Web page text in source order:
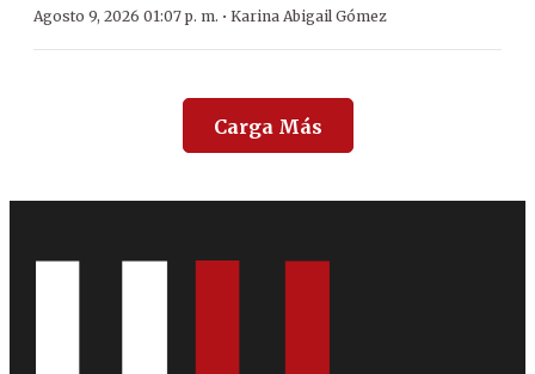
Agosto 9, 2026 01:07 p. m. · Karina Abigail Gómez
Carga Más